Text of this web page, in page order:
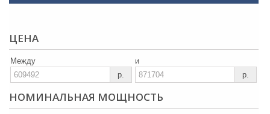
ЦЕНА
Между
р.
и
р.
НОМИНАЛЬНАЯ МОЩНОСТЬ